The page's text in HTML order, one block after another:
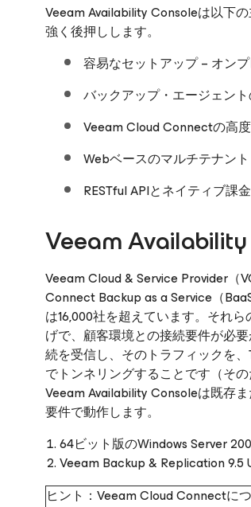
Veeam Availability Consoleは以下
強く後押しします。
容易なセットアップ – オン
バックアップ・エージェン
Veeam Cloud Connectの高
Webベースのマルチテナン
RESTful APIとネイティブ課金
Veeam
Veeam Cloud & Service Provider（
Connect Backup as a Service（
は16,000社を超えています。それ
げで、顧客環境との接続要件が必
続を受信し、そのトラフィックを
でトンネリングすることです（そ
Veeam Availability Consoleは既存
要件で動作します。
64ビット版のWindows Server
Veeam Backup & Replication 9.5
ヒント：Veeam Cloud Connectに